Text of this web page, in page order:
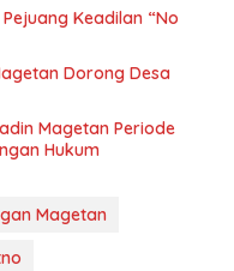
Keadilan “No
Dorong Desa
Magetan Periode
Hukum
Magetan